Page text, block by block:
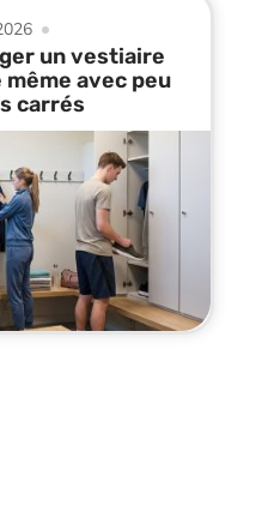
un vestiaire
avec peu
carrés